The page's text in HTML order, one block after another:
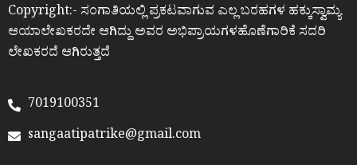
Copyright:- ಸಂಗಾತಿಯಲ್ಲಿ ಪ್ರಕಟವಾಗುವ ಎಲ್ಲ ಬರಹಗಳ ಹಕ್ಕುಸ್ವಾಮ್ಯ
ಆಯಾಲೇಖಕರದೇ ಆಗಿದ್ದು ಅವರ ಅಭಿಪ್ರಾಯಗಳಹೊಣೆಗಾರಿಕೆ ಸದರಿ
ಲೇಖಕರದೆ ಆಗಿರುತ್ತದೆ
7019100351
sangaatipatrike@gmail.com